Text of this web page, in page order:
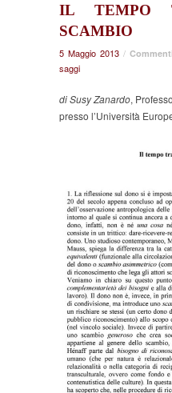
IL TEMPO
SCAMBIO
5 Maggio 2013 /
saggi
di Susy Zanardo,
presso l’Università